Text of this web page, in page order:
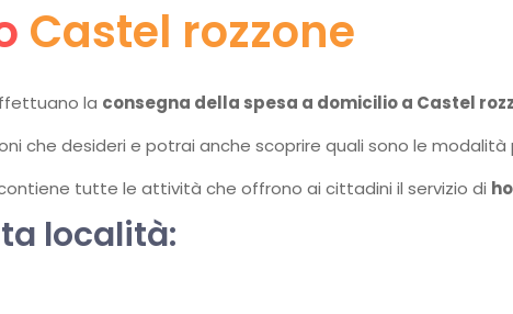
Castel rozzone
la consegna della spesa a domicilio a Castel
che desideri e potrai anche scoprire quali sono le
tutte le attività che offrono ai cittadini il servizio di
località: